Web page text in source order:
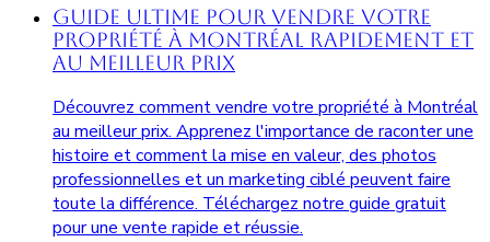
Guide Ultime pour Vendre Votre
Propriété à Montréal Rapidement et
au Meilleur Prix
Découvrez comment vendre votre propriété à Montréal
au meilleur prix. Apprenez l'importance de raconter une
histoire et comment la mise en valeur, des photos
professionnelles et un marketing ciblé peuvent faire
toute la différence. Téléchargez notre guide gratuit
pour une vente rapide et réussie.